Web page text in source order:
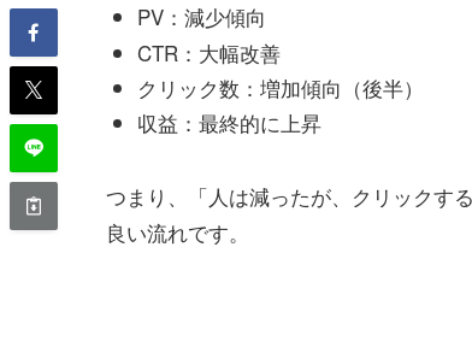
PV：減少傾向
CTR：大幅改善
クリック数：増加傾向（後半）
収益：最終的に上昇
つまり、「人は減ったが、クリックす
良い流れです。